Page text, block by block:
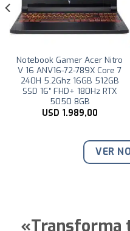
Notebook Gamer Acer Nitro
V 16 ANV16-72-789X Core 7
240H 5.2Ghz 16GB 512GB
SSD 16″ FHD+ 180Hz RTX
5050 8GB
USD 1.989,00
VER
«Transforma